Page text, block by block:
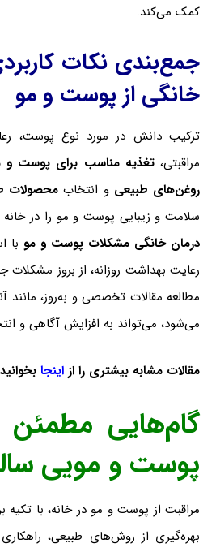
کمک می‌کند.
جمع‌بندی نکات
خانگی از پوست و مو
ترکیب دانش در مورد نوع پوست،
مراقبتی،تغذیه مناسب برای پوست و
روغن‌های طبیعی و انتخاب محصولات
سلامت و زیبایی پوست و مو را در
درمان خانگی مشکلات پوست و مو با
رعایت بهداشت روزانه، از بروز
مطالعه مقالات تخصصی و به‌روز، مانند
می‌شود، می‌تواند به افزایش آگاهی و
مقالات مشابه بیشتری را از اینجا بخوانید
گام‌هایی مطمئن
پوست و مویی
مراقبت از پوست و مو در خانه، با تکیه
بهره‌گیری از روش‌های طبیعی،